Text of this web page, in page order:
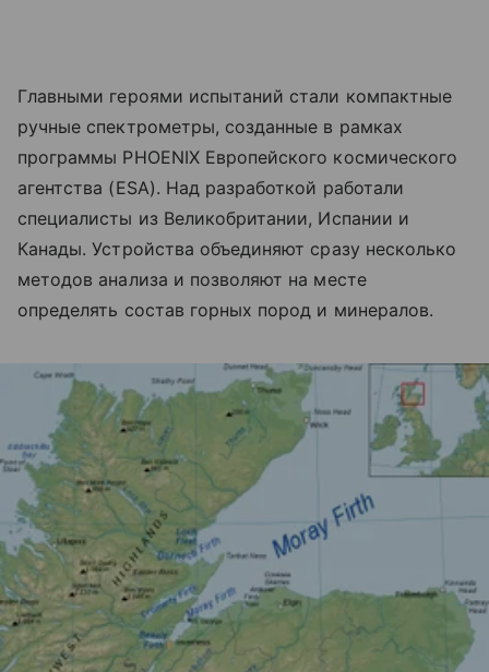
Главными героями испытаний стали компактные
ручные спектрометры, созданные в рамках
программы PHOENIX Европейского космического
агентства (ESA). Над разработкой работали
специалисты из Великобритании, Испании и
Канады. Устройства объединяют сразу несколько
методов анализа и позволяют на месте
определять состав горных пород и минералов.